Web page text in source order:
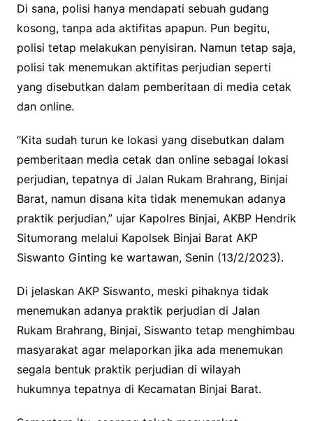
Di sana, polisi hanya mendapati sebuah gudang
kosong, tanpa ada aktifitas apapun. Pun begitu,
polisi tetap melakukan penyisiran. Namun tetap saja,
polisi tak menemukan aktifitas perjudian seperti
yang disebutkan dalam pemberitaan di media cetak
dan online.
“Kita sudah turun ke lokasi yang disebutkan dalam
pemberitaan media cetak dan online sebagai lokasi
perjudian, tepatnya di Jalan Rukam Brahrang, Binjai
Barat, namun disana kita tidak menemukan adanya
praktik perjudian,” ujar Kapolres Binjai, AKBP Hendrik
Situmorang melalui Kapolsek Binjai Barat AKP
Siswanto Ginting ke wartawan, Senin (13/2/2023).
Di jelaskan AKP Siswanto, meski pihaknya tidak
menemukan adanya praktik perjudian di Jalan
Rukam Brahrang, Binjai, Siswanto tetap menghimbau
masyarakat agar melaporkan jika ada menemukan
segala bentuk praktik perjudian di wilayah
hukumnya tepatnya di Kecamatan Binjai Barat.